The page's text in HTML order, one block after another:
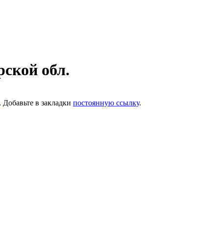
обл.
. Добавьте в закладки постоянную ссылку.